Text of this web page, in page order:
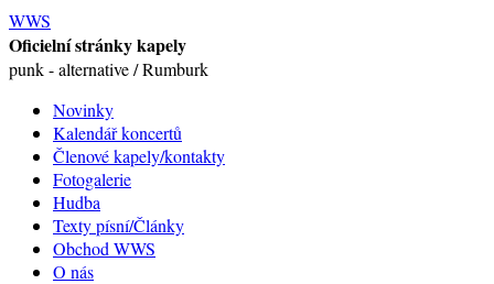
WWS
Oficielní stránky kapely
punk - alternative / Rumburk
Novinky
Kalendář koncertů
Členové kapely/kontakty
Fotogalerie
Hudba
Texty písní/Články
Obchod WWS
O nás